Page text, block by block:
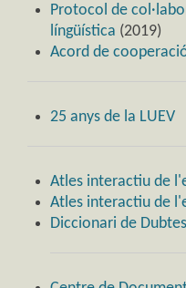
Protocol de
língüística (2019)
Acord de
25 anys de la LUEV
Atles interactiu de
Atles interactiu de
Diccionari de